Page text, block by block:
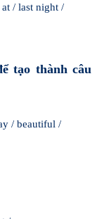
/ last night /
tạo thành câu
/ beautiful /